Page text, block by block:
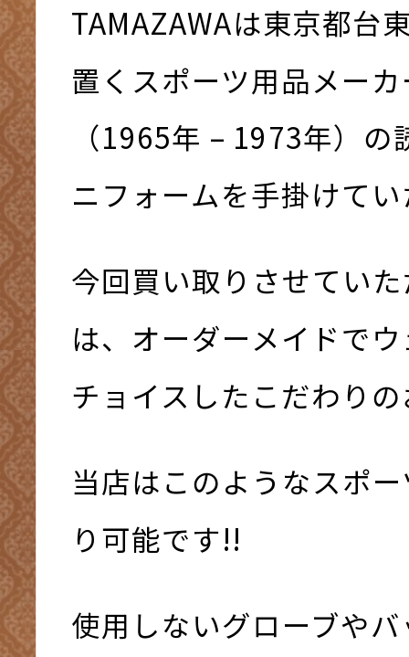
TAMAZAWAは東京都台
置くスポーツ用品メー
（1965年 – 1973年）
ニフォームを手掛けて
今回買い取りさせてい
は、オーダーメイドで
チョイスしたこだわり
当店はこのようなスポ
り可能です!!
使用しないグローブや